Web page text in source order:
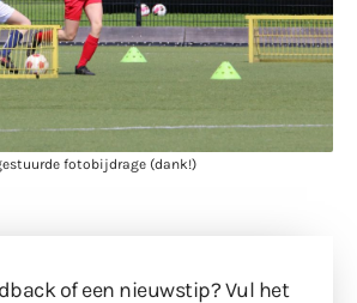
fotobijdrage (dank!)
of een nieuwstip? Vul het